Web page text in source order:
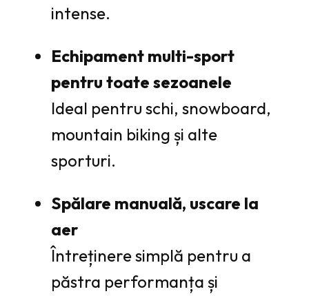
intense.
Echipament multi-sport
pentru toate sezoanele
Ideal pentru schi, snowboard,
mountain biking și alte
sporturi.
Spălare manuală, uscare la
aer
Întreținere simplă pentru a
păstra performanța și